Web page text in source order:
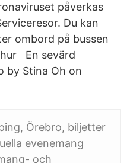
påverkas
Du kan
ombord på bussen
En sevärd
by Stina Oh on
Örebro, biljetter
evenemang
och